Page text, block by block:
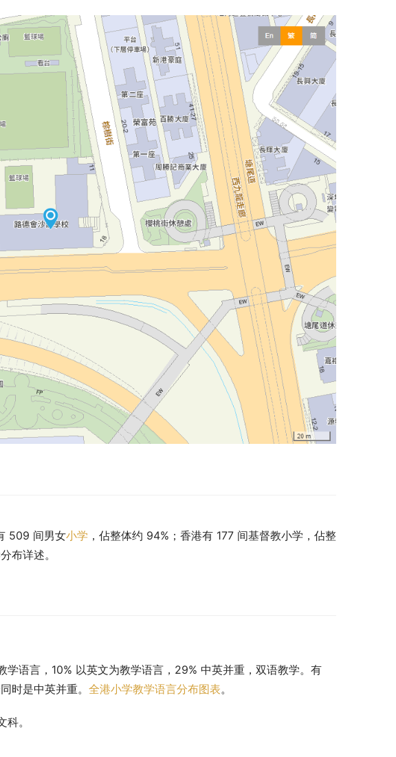
509 间男女小学 ，佔整体约 94%；香港有 177 间基督教小学，佔整
布详述。
语言，10% 以英文为教学语言，29% 中英并重，双语教学。有
时是中英并重。 全港小学教学语言分布图表。
。